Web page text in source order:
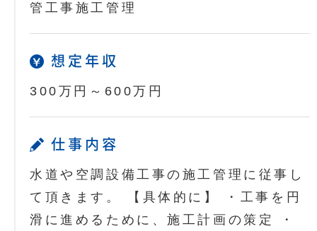
管工事施工管理
想定年収
300万円～600万円
仕事内容
水道や空調設備工事の施工管理に従事し
て頂きます。 【具体的に】 ・工事を円
滑に進めるために、施工計画の策定 ・